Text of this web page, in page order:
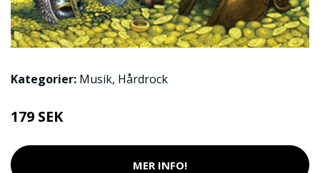
Kategorier: Musik, Hårdrock
179 SEK
MER INFO!